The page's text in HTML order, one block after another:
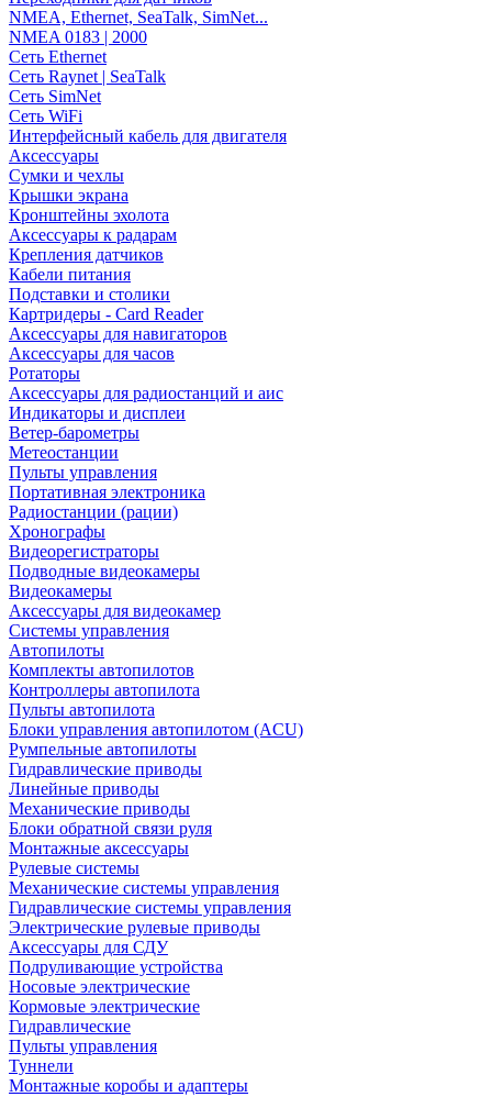
NMEA, Ethernet, SeaTalk, SimNet...
NMEA 0183 | 2000
Сеть Ethernet
Сеть Raynet | SeaTalk
Сеть SimNet
Сеть WiFi
Интерфейсный кабель для двигателя
Аксессуары
Сумки и чехлы
Крышки экрана
Кронштейны эхолота
Аксессуары к радарам
Крепления датчиков
Кабели питания
Подставки и столики
Картридеры - Card Reader
Аксессуары для навигаторов
Аксессуары для часов
Ротаторы
Аксессуары для радиостанций и аис
Индикаторы и дисплеи
Ветер-барометры
Метеостанции
Пульты управления
Портативная электроника
Радиостанции (рации)
Хронографы
Видеорегистраторы
Подводные видеокамеры
Видеокамеры
Аксессуары для видеокамер
Системы управления
Автопилоты
Комплекты автопилотов
Контроллеры автопилота
Пульты автопилота
Блоки управления автопилотом (ACU)
Румпельные автопилоты
Гидравлические приводы
Линейные приводы
Механические приводы
Блоки обратной связи руля
Монтажные аксессуары
Рулевые системы
Механические системы управления
Гидравлические системы управления
Электрические рулевые приводы
Аксессуары для СДУ
Подруливающие устройства
Носовые электрические
Кормовые электрические
Гидравлические
Пульты управления
Туннели
Монтажные коробы и адаптеры